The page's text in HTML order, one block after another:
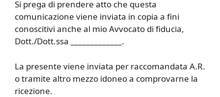
Si prega di prendere atto che questa
comunicazione viene inviata in copia a fini
conoscitivi anche al mio Avvocato di fiducia,
Dott./Dott.ssa _____________.
La presente viene inviata per raccomandata A.R.
o tramite altro mezzo idoneo a comprovarne la
ricezione.